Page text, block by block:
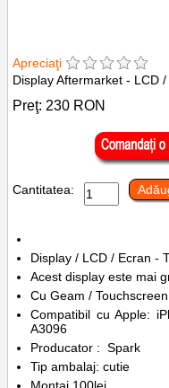
Apreciaţi
Display Aftermarket - LCD
Preţ: 230 RON
Cantitatea:
Display / LCD / Ecran -
Acest display este mai
Cu Geam /
Compatibil cu Apple:
A3096
Producator : Spark
Tip ambalaj: cutie